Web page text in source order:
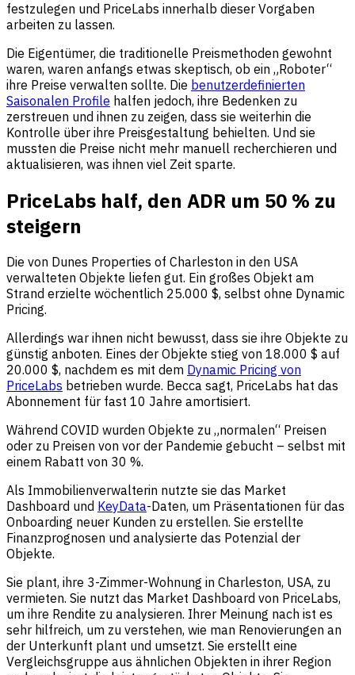
festzulegen und PriceLabs innerhalb dieser Vorgaben
arbeiten zu lassen.
Die Eigentümer, die traditionelle Preismethoden gewohnt
waren, waren anfangs etwas skeptisch, ob ein „Roboter“
ihre Preise verwalten sollte. Die benutzerdefinierten
Saisonalen Profile halfen jedoch, ihre Bedenken zu
zerstreuen und ihnen zu zeigen, dass sie weiterhin die
Kontrolle über ihre Preisgestaltung behielten. Und sie
mussten die Preise nicht mehr manuell recherchieren und
aktualisieren, was ihnen viel Zeit sparte.
PriceLabs half, den ADR um 50 % zu
steigern
Die von Dunes Properties of Charleston in den USA
verwalteten Objekte liefen gut. Ein großes Objekt am
Strand erzielte wöchentlich 25.000 $, selbst ohne Dynamic
Pricing.
Allerdings war ihnen nicht bewusst, dass sie ihre Objekte zu
günstig anboten. Eines der Objekte stieg von 18.000 $ auf
20.000 $, nachdem es mit dem Dynamic Pricing von
PriceLabs betrieben wurde. Becca sagt, PriceLabs hat das
Abonnement für fast 10 Jahre amortisiert.
Während COVID wurden Objekte zu „normalen“ Preisen
oder zu Preisen von vor der Pandemie gebucht – selbst mit
einem Rabatt von 30 %.
Als Immobilienverwalterin nutzte sie das Market
Dashboard und KeyData-Daten, um Präsentationen für das
Onboarding neuer Kunden zu erstellen. Sie erstellte
Finanzprognosen und analysierte das Potenzial der
Objekte.
Sie plant, ihre 3-Zimmer-Wohnung in Charleston, USA, zu
vermieten. Sie nutzt das Market Dashboard von PriceLabs,
um ihre Rendite zu analysieren. Ihrer Meinung nach ist es
sehr hilfreich, um zu verstehen, wie man Renovierungen an
der Unterkunft plant und umsetzt. Sie erstellt eine
Vergleichsgruppe aus ähnlichen Objekten in ihrer Region